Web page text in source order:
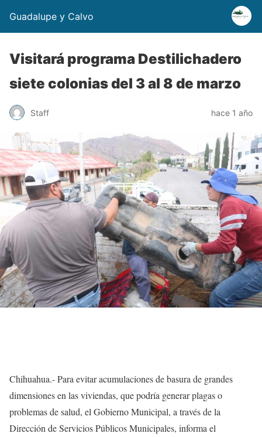
Guadalupe y Calvo
Visitará programa Destilichadero
siete colonias del 3 al 8 de marzo
Staff hace 1 año
Chihuahua.- Para evitar acumulaciones de basura de grandes
dimensiones en las viviendas, que podría generar plagas o
problemas de salud, el Gobierno Municipal, a través de la
Dirección de Servicios Públicos Municipales, informa el